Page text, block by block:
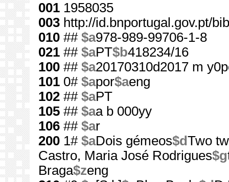
0011958035
003http://id.bnportugal.gov.pt/
010## $a978-989-99706-1-8
021## $aPT$b418234/16
100## $a20170310d2017 m
1010# $apor$aeng
102## $aPT
105## $aa b 000yy
106## $ar
2001# $aDois gémeos$dTwo
Castro, Maria José Rodrigues$g
Braga$zeng